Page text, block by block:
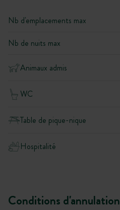
Nb d'emplacements max
Nb de nuits max
Animaux admis
WC
Table de pique-nique
Hospitalité
Conditions d'annulation